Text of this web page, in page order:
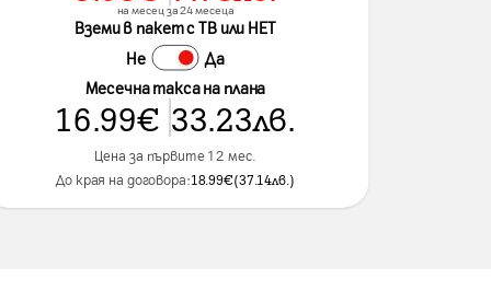
на месец за 24 месеца
Вземи в пакет с ТВ или НЕТ
Не Да
Месечна такса на плана
16.99€ 33.23лв.
Цена за първите 12 мес.
До края на договора:18.99€(37.14лв. )